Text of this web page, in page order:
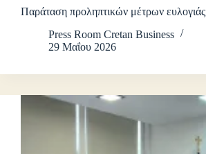
Παράταση προληπτικών μέτρων ευλογιάς
Press Room Cretan Business
29 Μαΐου 2026